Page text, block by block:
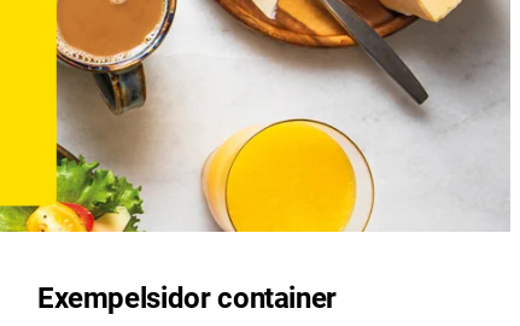
Exempelsidor container